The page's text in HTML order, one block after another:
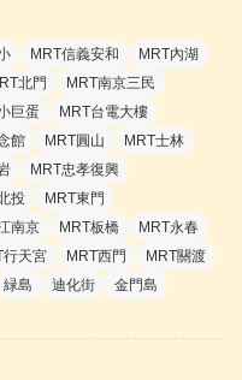
MRT信義安和
MRT內湖
北門
MRT南京三民
巨蛋
MRT台電大樓
館 MRT圓山
MRT士林
MRT忠孝復興
投
MRT東門
南京 MRT板橋
MRT永春
行天宮 MRT西門
MRT關渡
緑島 迪化街 金門島